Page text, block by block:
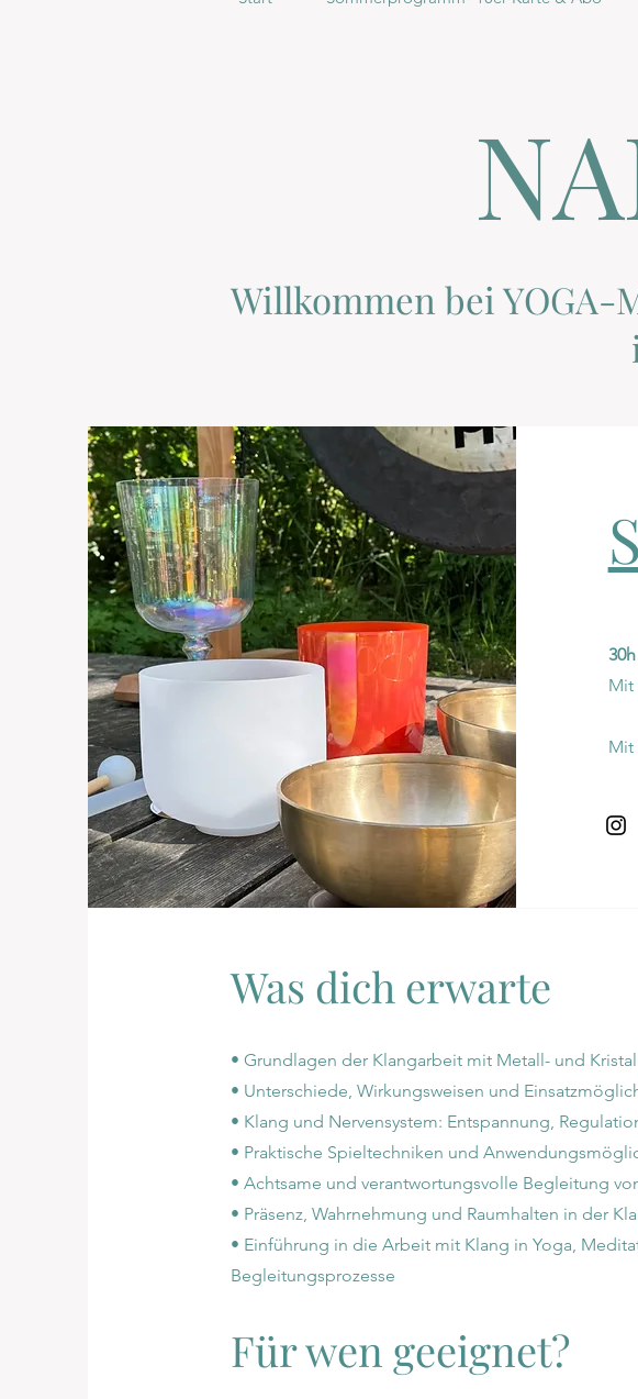
Willkommen bei YOGA-
Mit
Mit
Was dich erwarte
• Grundlagen der Klangarbeit mit Metall- und
• Unterschiede, Wirkungsweisen und
• Klang und Nervensystem: Entspannung,
• Praktische Spieltechniken und
• Achtsame und verantwortungsvolle Begleitung
• Präsenz, Wahrnehmung und Raumhalten in der
• Einführung in die Arbeit mit Klang in Yoga,
Begleitungsprozesse
Für wen geeignet?